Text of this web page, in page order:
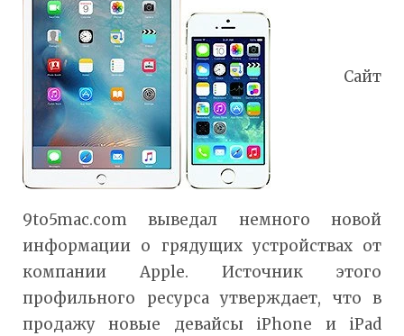
Сайт
9to5mac.com выведал немного новой
информации о грядущих устройствах от
компании Apple. Источник этого
профильного ресурса утверждает, что в
продажу новые девайсы iPhone и iPad